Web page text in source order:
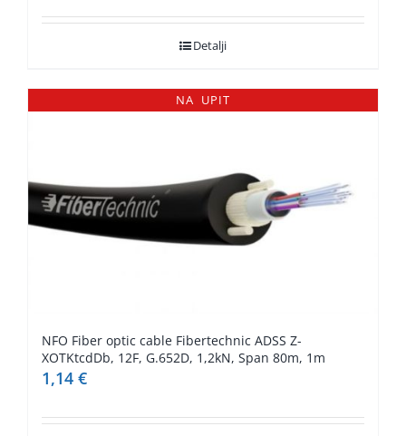
Detalji
NA UPIT
NFO Fiber optic cable Fibertechnic ADSS Z-
XOTKtcdDb, 12F, G.652D, 1,2kN, Span 80m, 1m
1,14 €